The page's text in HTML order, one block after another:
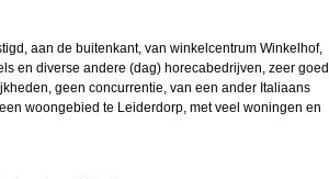
aan de buitenkant, van winkelcentrum Winkelhof,
en diverse andere (dag) horecabedrijven, zeer
geen concurrentie, van een ander Italiaans
woongebied te Leiderdorp, met veel woningen en